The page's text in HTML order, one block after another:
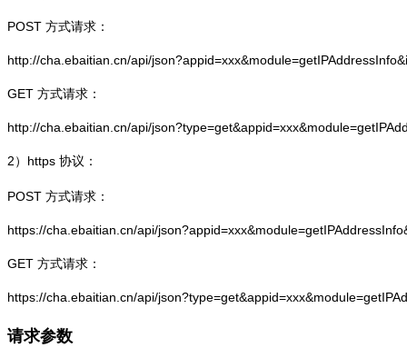
POST 方式请求：
http://cha.ebaitian.cn/api/
GET 方式请求：
http://cha.ebaitian.cn/api/
2） https 协议：
POST 方式请求：
https://cha.ebaitian.cn/api/
GET 方式请求：
https://cha.ebaitian.cn/api/
请求参数